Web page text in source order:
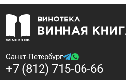
Санкт-Петербург
+7 (812) 715-06-66